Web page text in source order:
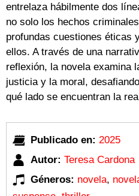
entrelaza hábilmente dos
no solo los hechos
profundas cuestiones éticas
ellos. A través de una
reflexión, la novela examina
justicia y la moral,
qué lado se encuentran la
Publicado en: 2025
Autor: Teresa Cardona
Géneros: novela,